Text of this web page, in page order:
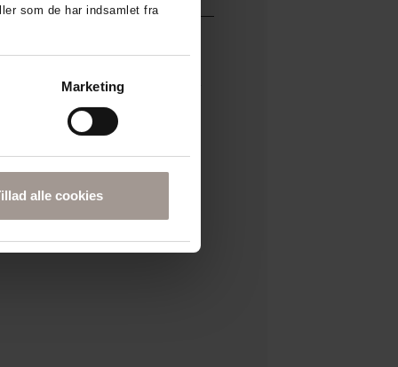
som de har indsamlet fra
Marketing
alle cookies
indeholder niacinamid, der plejer
blød og velplejet.
og irriteret hud.
parfume og farvestoffer og